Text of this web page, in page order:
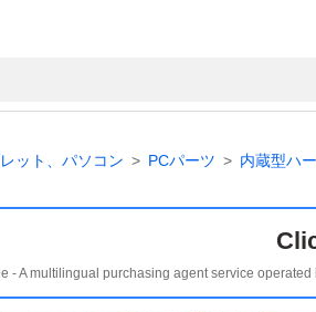
ット、パソコン PCパーツ 内蔵型ハ
- A multilingual purchasing agent service